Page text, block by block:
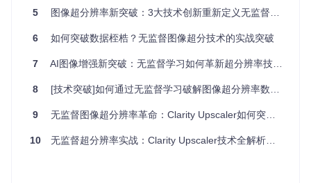
中逐层提取特征。技术实现上， 特征提取模块通过深度卷积神
经网络与视觉Transformer的混合架构，在保持计算效率的同
时，捕捉从纹理细节到全局结构的多层次信息。这种设计借鉴
了人类视觉系统的工作原理——先感知整体轮廓，再聚焦细节
变体，然后让模型学习分辨这些变体之间的差异。这种自监督
在不同分辨率下的表现，自主学习图像的内在特征规律。
5 图像超分辨率新突破：3大技术创新重新定义无监督学习图像增强
6 如何突破数据桎梏？无监督图像超分技术的实战突破
7 AI图像增强新突破：无监督学习如何革新超分辨率技术并保护隐私
8 [技术突破]如何通过无监督学习破解图像超分辨率数据困境：从算法创新到行业落地的实践路径
9 无监督图像超分辨率革命：Clarity Upscaler如何突破数据依赖瓶颈
10 无监督超分辨率实战：Clarity Upscaler技术全解析与本地部署指南